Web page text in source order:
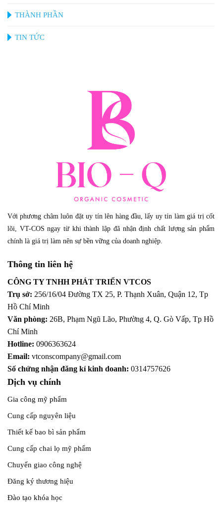
THÀNH PHẦN
TIN TỨC
Với phương châm luôn đặt uy tín lên hàng đầu, lấy uy tín làm giá trị cốt
lõi, VT-COS ngay từ khi thành lập đã nhận định chất lượng sản phẩm
chính là giá trị làm nên sự bền vững của doanh nghiệp.
Thông tin liên hệ
CÔNG TY TNHH PHÁT TRIỂN VTCOS
Trụ sở: 256/16/04 Đường TX 25, P. Thạnh Xuân, Quận 12, Tp
Hồ Chí Minh
Văn phòng: 26B, Phạm Ngũ Lão, Phường 4, Q. Gò Vấp, Tp Hồ
Chí Minh
Hotline: 0906363624
Email: vtconscompany@gmail.com
Số chứng nhận đăng kí kinh doanh: 0314757626
Dịch vụ chính
Gia công mỹ phẩm
Cung cấp nguyên liệu
Thiết kế bao bì sản phẩm
Cung cấp chai lọ mỹ phẩm
Chuyển giao công nghệ
Đăng ký thương hiệu
Đào tạo khóa học